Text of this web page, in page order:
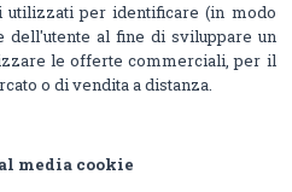
utilizzati per identificare (in modo
al fine di sviluppare un
le offerte commerciali, per il
o di vendita a distanza.
media cookie